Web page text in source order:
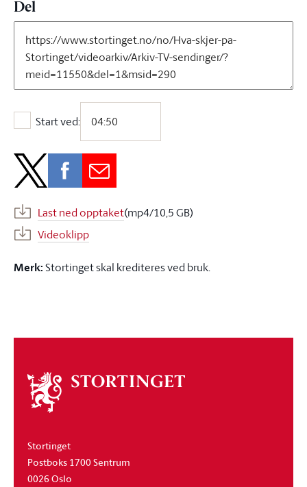
Del
Start ved:
Start ved:
Last ned opptaket(mp4/10,5 GB)
Videoklipp
Merk:Stortinget skal krediteres ved bruk.
Om
stortinget
Stortinget
Postboks 1700 Sentrum
0026 Oslo